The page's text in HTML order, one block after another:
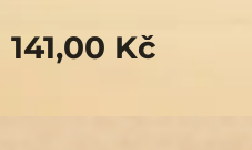
141,00 Kč